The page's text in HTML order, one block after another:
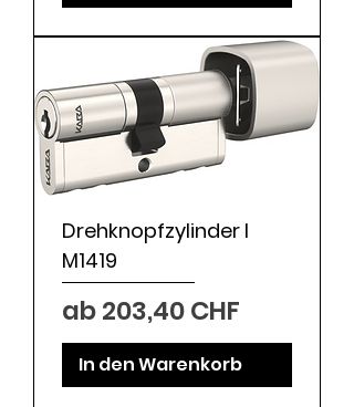
Drehknopfzylinder I
M1419
ab203,40 CHF
Sale-Preis
In den Warenkorb